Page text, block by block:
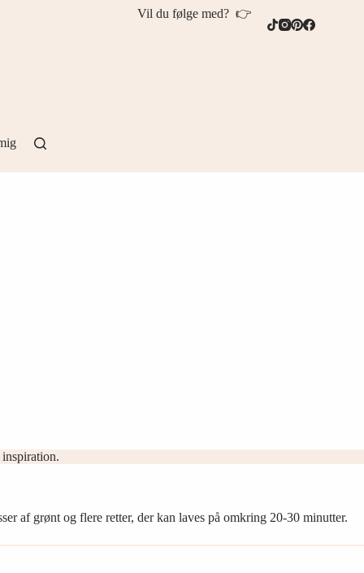
Vil du følge med? 👉
af grønt og flere retter, der kan laves på omkring 20-30 minutter.